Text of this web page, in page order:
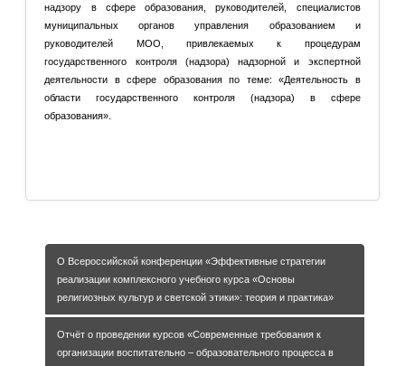
надзору в сфере образования, руководителей, специалистов
муниципальных органов управления образованием и
руководителей МОО, привлекаемых к процедурам
государственного контроля (надзора) надзорной и экспертной
деятельности в сфере образования по теме: «Деятельность в
области государственного контроля (надзора) в сфере
образования».
О Всероссийской конференции «Эффективные стратегии
реализации комплексного учебного курса «Основы
религиозных культур и светской этики»: теория и практика»
Отчёт о проведении курсов «Современные требования к
организации воспитательно – образовательного процесса в